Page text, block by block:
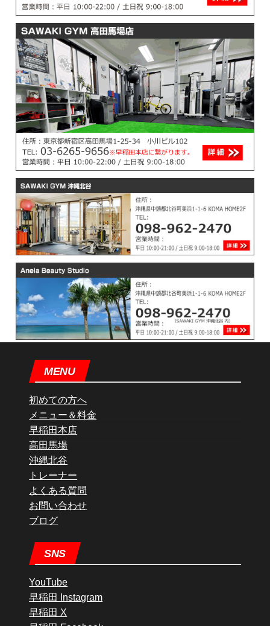
MENU
初めての方へ
メニュー＆料金
早稲田本店
高田馬場
沖縄北谷
トレーナー
よくある質問
お問い合わせ
ブログ
SNS
YouTube
早稲田 Instagram
早稲田 X